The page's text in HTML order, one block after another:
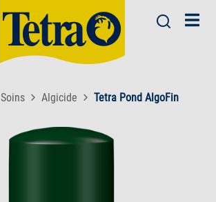
Soins Algicide Tetra Pond AlgoFin